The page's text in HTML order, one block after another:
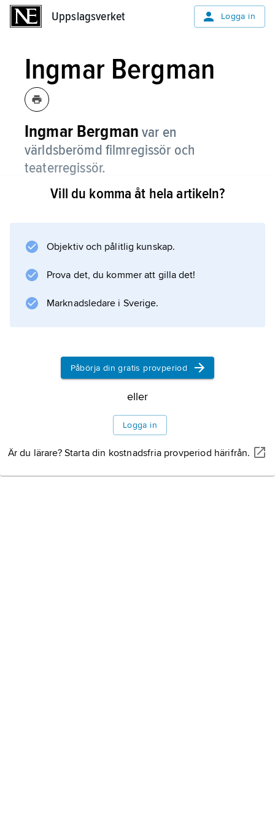
Uppslagsverket Logga in
Ingmar Bergman
Ingmar Bergman var en
världsberömd filmregissör och
teaterregissör.
Som filmregissör anses han som en av
och dog 2007.
Information om artikeln
Vill du komma åt hela artikeln?
Objektiv och pålitlig kunskap.
Prova det, du kommer att gilla det!
Marknadsledare i Sverige.
Påbörja din gratis provperiod
eller
Logga in
Är du lärare? Starta din kostnadsfria provperiod härifrån.